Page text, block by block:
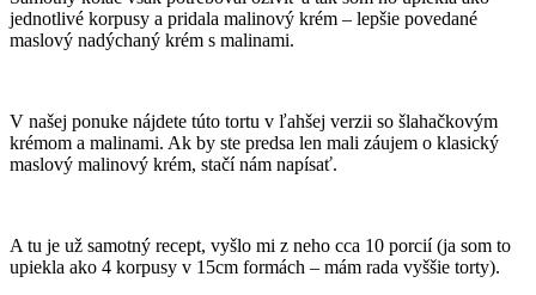
jednotlivé korpusy a pridala malinový krém – lepšie povedané
maslový nadýchaný krém s malinami.
V našej ponuke nájdete túto tortu v ľahšej verzii so šlahačkovým
krémom a malinami. Ak by ste predsa len mali záujem o klasický
maslový malinový krém, stačí nám napísať.
A tu je už samotný recept, vyšlo mi z neho cca 10 porcií (ja som to
upiekla ako 4 korpusy v 15cm formách – mám rada vyššie torty).